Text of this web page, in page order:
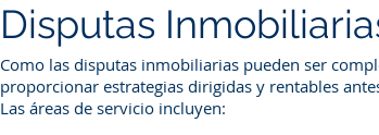
Disputas
Como las disputas inmobiliarias pueden ser
proporcionar estrategias dirigidas y rentables
Las áreas de servicio incluyen: